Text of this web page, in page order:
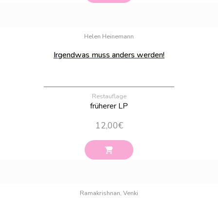
Helen Heinemann
Irgendwas muss anders werden!
Restauflage
früherer LP
12,00€
Ramakrishnan, Venki